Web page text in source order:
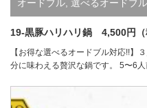
オードブル 選べるオードブル
19-黒豚ハリハリ鍋 4,500円（
【お得な選べるオードブル対応!!】
分に味わえる贅沢な鍋です。 5〜6